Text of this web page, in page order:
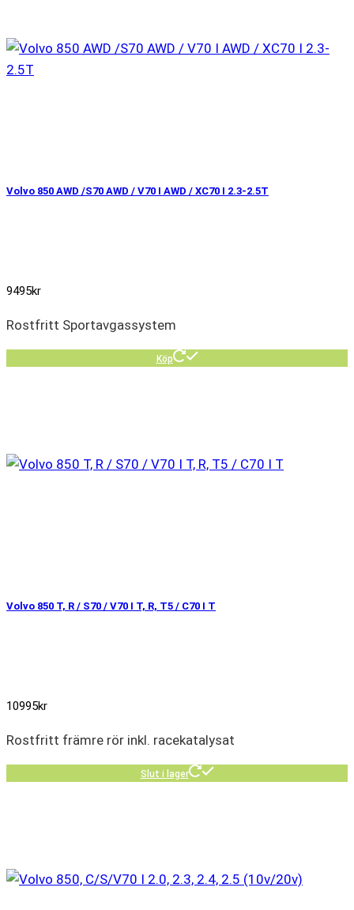
Volvo 850 AWD /S70 AWD / V70 I AWD / XC70 I 2.3-2.5T
9495kr
Rostfritt Sportavgassystem
Köp
Volvo 850 T, R / S70 / V70 I T, R, T5 / C70 I T
10995kr
Rostfritt främre rör inkl. racekatalysat
Slut i lager